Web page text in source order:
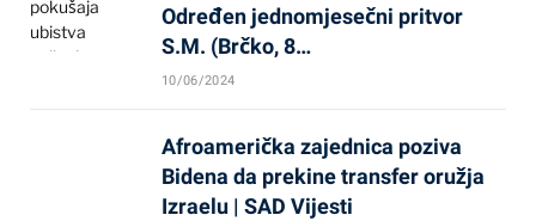
Određen jednomjesečni pritvor
S.M. (Brčko, 8…
10/06/2024
Afroamerička zajednica poziva
Bidena da prekine transfer oružja
Izraelu | SAD Vijesti